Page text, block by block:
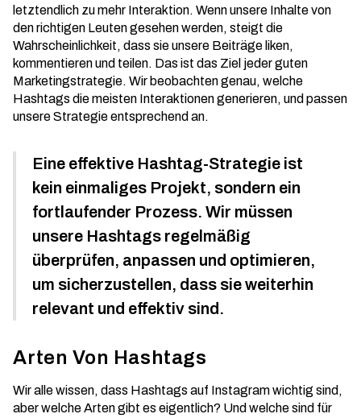
letztendlich zu mehr Interaktion. Wenn unsere Inhalte von
den richtigen Leuten gesehen werden, steigt die
Wahrscheinlichkeit, dass sie unsere Beiträge liken,
kommentieren und teilen. Das ist das Ziel jeder guten
Marketingstrategie. Wir beobachten genau, welche
Hashtags die meisten Interaktionen generieren, und passen
unsere Strategie entsprechend an.
Eine effektive Hashtag-Strategie ist
kein einmaliges Projekt, sondern ein
fortlaufender Prozess. Wir müssen
unsere Hashtags regelmäßig
überprüfen, anpassen und optimieren,
um sicherzustellen, dass sie weiterhin
relevant und effektiv sind.
Arten Von Hashtags
Wir alle wissen, dass Hashtags auf Instagram wichtig sind,
aber welche Arten gibt es eigentlich? Und welche sind für